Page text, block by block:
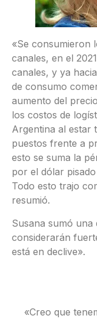
«Se consumieron
canales, en el
canales, y ya
de consumo
aumento del
los costos de
Argentina al estar
puestos frente a
esto se suma la
por el dólar
Todo esto trajo
resumió.
Susana sumó
considerarán
está en declive».
«Creo que